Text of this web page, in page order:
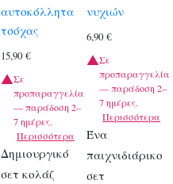
αυτοκόλλητα
τσόχας
15,90€
Σε
προπαραγγελία
— παράδοση 2–
7 ημέρες.
Περισσότερα
Δημιουργικό
σετ κολάζ
νυχιών
6,90€
Σε
προπαραγγελία
— παράδοση 2–
7 ημέρες.
Περισσότερα
Ένα
παιχνιδιάρικο
σετ